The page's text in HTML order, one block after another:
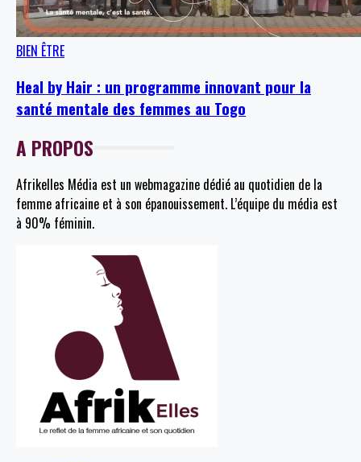
BIEN ÊTRE
Heal by Hair : un programme innovant pour la
santé mentale des femmes au Togo
A PROPOS
Afrikelles Média est un webmagazine dédié au quotidien de la
femme africaine et à son épanouissement. L’équipe du média est
à 90% féminin.